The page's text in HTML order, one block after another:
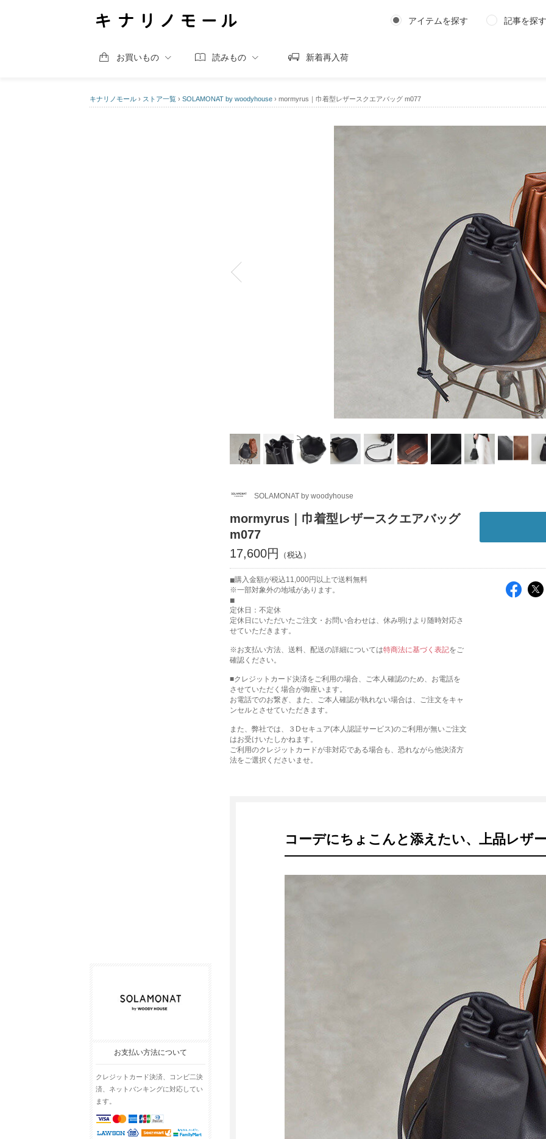
アイテムを探す 記事を探す
お買いもの 読みもの 新着再入荷
キナリノモール › ストア一覧 › SOLAMONAT by woodyhouse › mormyrus｜巾着型レザースクエアバッグ m077
お支払い方法について
クレジットカード決済、コンビ二決
済、ネットバンキングに対応してい
ます。
SOLAMONAT by woodyhouse
mormyrus｜巾着型レザースクエアバッグ
m077
17,600円
購入金額が税込11,000円以上で送料無料
※一部対象外の地域があります。
定休日：不定休
定休日にいただいたご注文・お問い合わせは、休み明けより随時対応さ
せていただきます。
※お支払い方法、送料、配送の詳細については特商法に基づく表記をご
確認ください。
■クレジットカード決済をご利用の場合、ご本人確認のため、お電話を
させていただく場合が御座います。
お電話でのお繋ぎ、また、ご本人確認が執れない場合は、ご注文をキャ
ンセルとさせていただきます。
また、弊社では、３Dセキュア(本人認証サービス)のご利用が無いご注文
はお受けいたしかねます。
ご利用のクレジットカードが非対応である場合も、恐れながら他決済方
法をご選択くださいませ。
コーデにちょこんと添えたい、上品レザ